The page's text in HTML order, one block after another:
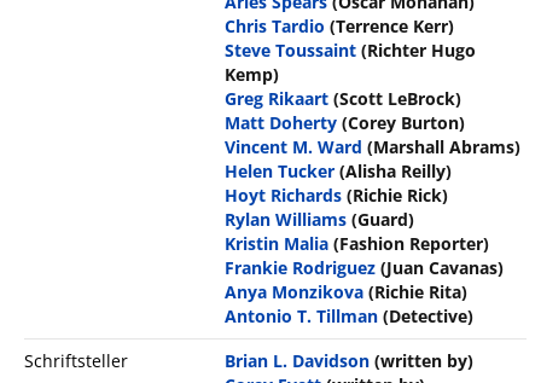
Chris Tardio (Terrence Kerr)
Steve Toussaint (Richter Hugo
Kemp)
Greg Rikaart (Scott LeBrock)
Matt Doherty (Corey Burton)
Vincent M. Ward (Marshall Abrams)
Helen Tucker (Alisha Reilly)
Hoyt Richards (Richie Rick)
Rylan Williams (Guard)
Kristin Malia (Fashion Reporter)
Frankie Rodriguez (Juan Cavanas)
Anya Monzikova (Richie Rita)
Antonio T. Tillman (Detective)
Schriftsteller
Brian L. Davidson (written by)